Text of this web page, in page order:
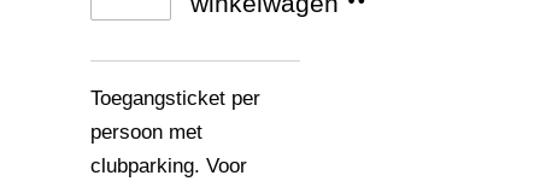
Toegangsticket per
persoon met
clubparking. Voor